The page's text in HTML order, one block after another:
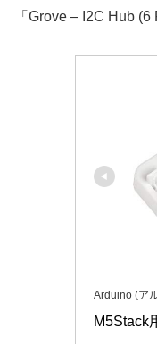
「Grove – I2C Hub
Arduino (ア
M5Stack